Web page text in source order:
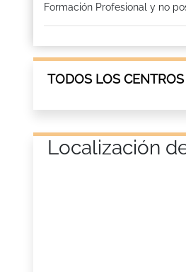
Formación Profesional y no
TODOS LOS
Localización